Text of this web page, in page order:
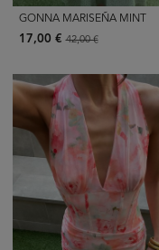
GONNA MARISEÑA MINT
17,00 €42,00 €